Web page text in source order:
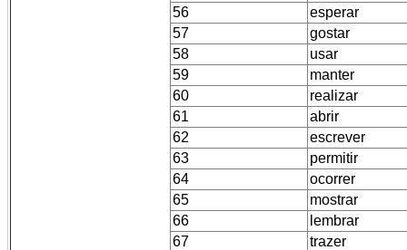
56
esperar
57
gostar
58
usar
59
manter
60
realizar
61
abrir
62
escrever
63
permitir
64
ocorrer
65
mostrar
66
lembrar
67
trazer